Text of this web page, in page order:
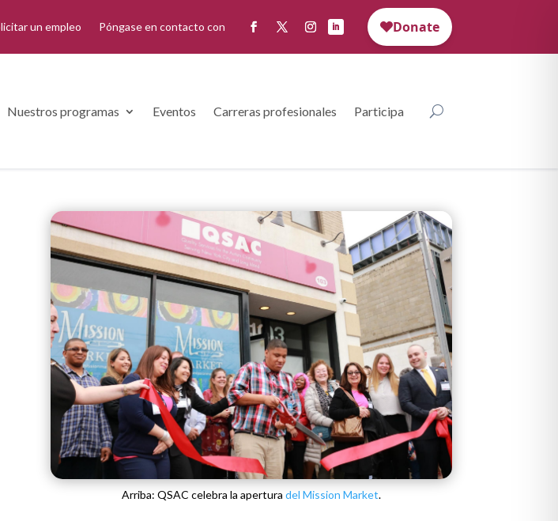
un empleo Póngase en contacto con
Nuestros programas Eventos Carreras profesionales Participa
Arriba: QSAC celebra la apertura del Mission Market.